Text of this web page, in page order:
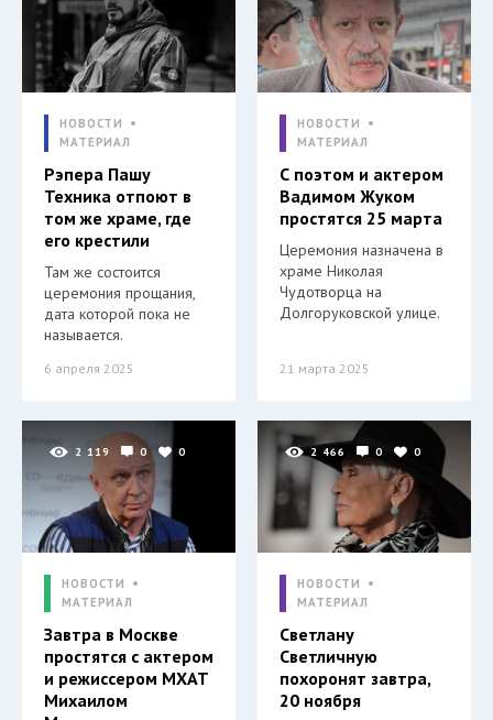
НОВОСТИ
МАТЕРИАЛ
Рэпера Пашу
Техника отпоют в
том же храме, где
его крестили
Там же состоится
церемония прощания,
дата которой пока не
называется.
6 апреля 2025
НОВОСТИ
МАТЕРИАЛ
С поэтом и актером
Вадимом Жуком
простятся 25 марта
Церемония назначена в
храме Николая
Чудотворца на
Долгоруковской улице.
21 марта 2025
2 119 0 0
НОВОСТИ
МАТЕРИАЛ
Завтра в Москве
простятся с актером
и режиссером МХАТ
Михаилом
2 466 0 0
НОВОСТИ
МАТЕРИАЛ
Светлану
Светличную
похоронят завтра,
20 ноября